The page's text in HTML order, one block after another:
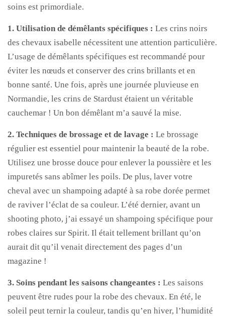
soins est primordiale.
1. Utilisation de démêlants spécifiques : Les crins noirs
des chevaux isabelle nécessitent une attention particulière.
L’usage de démêlants spécifiques est recommandé pour
éviter les nœuds et conserver des crins brillants et en
bonne santé. Une fois, après une journée pluvieuse en
Normandie, les crins de Stardust étaient un véritable
cauchemar ! Un bon démêlant m’a sauvé la mise.
2. Techniques de brossage et de lavage : Le brossage
régulier est essentiel pour maintenir la beauté de la robe.
Utilisez une brosse douce pour enlever la poussière et les
impuretés sans abîmer les poils. De plus, laver votre
cheval avec un shampoing adapté à sa robe dorée permet
de raviver l’éclat de sa couleur. L’été dernier, avant un
shooting photo, j’ai essayé un shampoing spécifique pour
robes claires sur Spirit. Il était tellement brillant qu’on
aurait dit qu’il venait directement des pages d’un
magazine !
3. Soins pendant les saisons changeantes : Les saisons
peuvent être rudes pour la robe des chevaux. En été, le
soleil peut ternir la couleur, tandis qu’en hiver, l’humidité